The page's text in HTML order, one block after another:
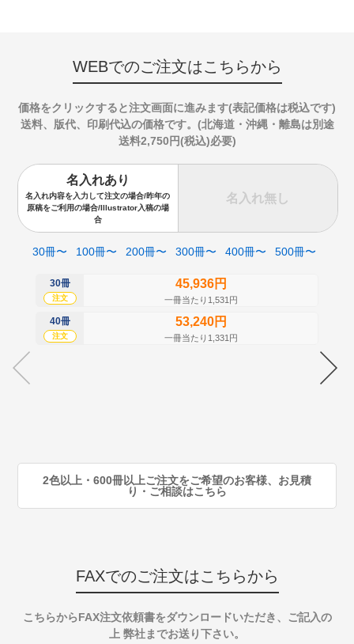
WEBでのご注文はこちらから
価格をクリックすると注文画面に進みます(表記価格は税込です)
送料、版代、印刷代込の価格です。(北海道・沖縄・離島は別途
送料2,750円(税込)必要)
名入れあり
名入れ内容を入力して注文の場合/昨年の
原稿をご利用の場合/Illustrator入稿の場
合
名入れ無し
30冊〜 100冊〜 200冊〜 300冊〜 400冊〜 500冊〜
30冊
注文
45,936円
一冊当たり1,531円
40冊
注文
53,240円
一冊当たり1,331円
2色以上・600冊以上ご注文をご希望のお客様、お見積
り・ご相談はこちら
FAXでのご注文はこちらから
こちらからFAX注文依頼書をダウンロードいただき、ご記入の
上 弊社までお送り下さい。